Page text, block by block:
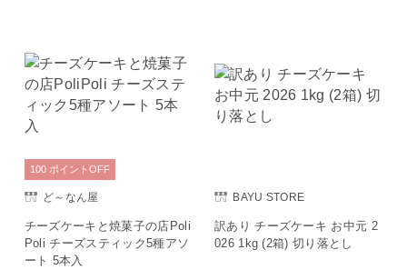
ど～なん屋
チーズケーキと焼菓子の店Poli
Poli チーズスティック5種アソ
ート 5本入
100 ポイント OFF
BAYU STORE
訳あり チーズケーキ お中元 2
026 1kg (2箱) 切り落とし